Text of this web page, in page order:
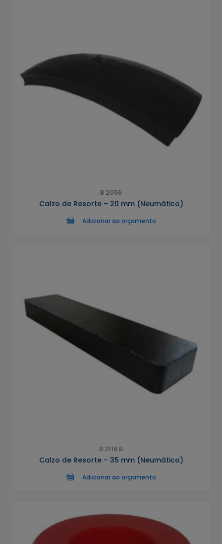
B 2056
Calzo de Resorte – 20 mm (Neumático)
Adicionar ao orçamento
B 2116 B
Calzo de Resorte – 35 mm (Neumático)
Adicionar ao orçamento